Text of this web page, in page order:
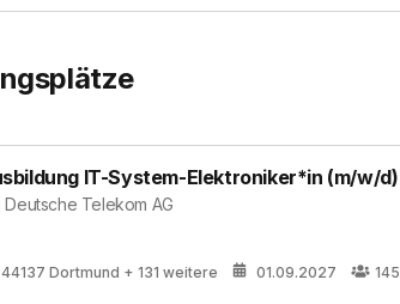
IT-System-Elektroniker*in (m/w/d)
Deutsche Telekom AG
44137 Dortmund + 131 weitere 01.09.2027 145